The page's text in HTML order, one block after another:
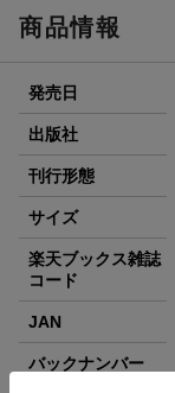
が当たる！
楽天モバイル紹
進呈
条件達成で楽
が当たる
商品情報
発売日
出版社
刊行形態
サイズ
楽天ブックス雑誌
コード
JAN
バックナンバー